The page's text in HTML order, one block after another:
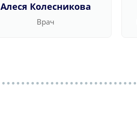
Алеся Колесникова
Врач